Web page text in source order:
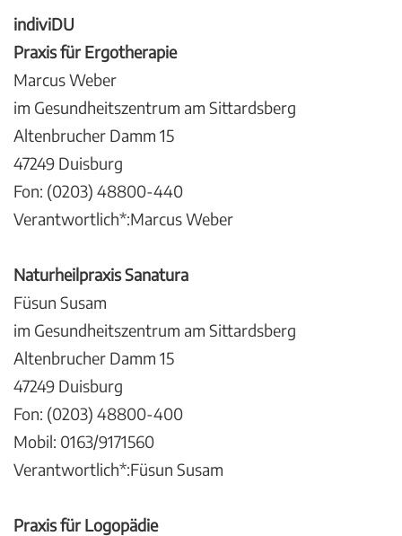
indiviDU
Praxis für Ergotherapie
Marcus Weber
im Gesundheitszentrum am Sittardsberg
Altenbrucher Damm 15
47249 Duisburg
Fon: (0203) 48800-440
Verantwortlich*:Marcus Weber
Naturheilpraxis Sanatura
Füsun Susam
im Gesundheitszentrum am Sittardsberg
Altenbrucher Damm 15
47249 Duisburg
Fon: (0203) 48800-400
Mobil: 0163/9171560
Verantwortlich*:Füsun Susam
Praxis für Logopädie